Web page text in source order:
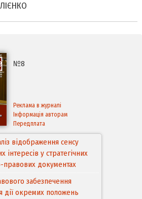
№8
Реклама в журналі
Інформація авторам
Передплата
відображення сенсу
інтересів у стратегічних
правових документах
забезпечення
дії окремих положень